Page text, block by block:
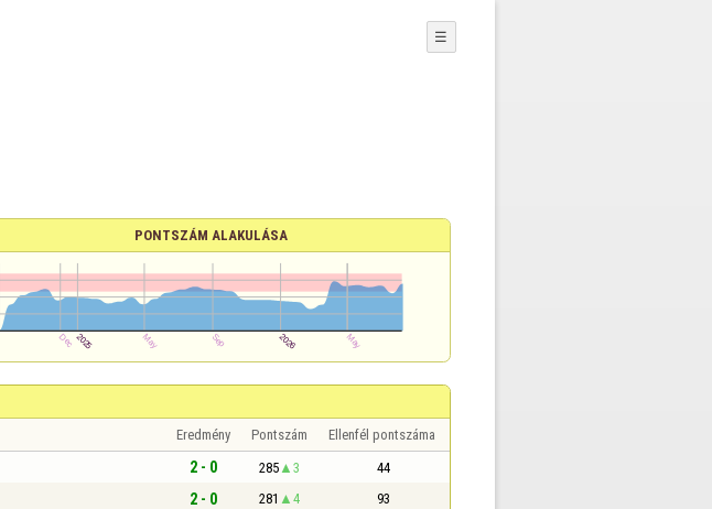
☰
PONTSZÁM ALAKULÁSA
Eredmény Pontszám Ellenfél pontszáma
2 - 0 285 3 44
2 - 0 281 4 93